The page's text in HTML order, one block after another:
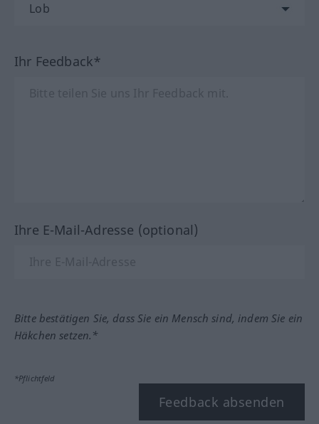
Ihr Feedback*
Ihre E-Mail-Adresse (optional)
Bitte bestätigen Sie, dass Sie ein Mensch sind, indem Sie ein
Häkchen setzen.*
*Pflichtfeld
Feedback absenden